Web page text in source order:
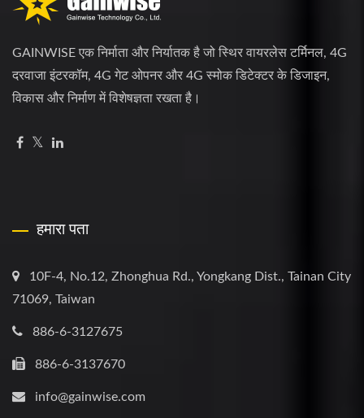
GAINWISE एक निर्माता और निर्यातक है जो स्थिर वायरलेस टर्मिनल, 4G
दरवाजा इंटरकॉम, 4G गेट ओपनर और 4G स्मोक डिटेक्टर के डिजाइन,
विकास और निर्माण में विशेषज्ञता रखता है।
हमारा पता
10F-4, No.12, Zhonghua Rd., Yongkang Dist., Tainan City
71069, Taiwan
886-6-3127675
886-6-3137670
info@gainwise.com